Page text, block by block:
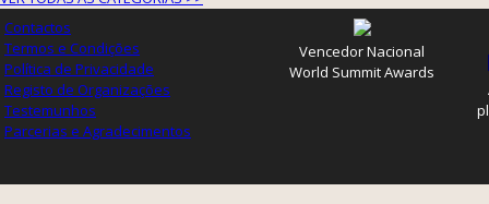
Contactos
Termos e Condições
Política de Privacidade
Registo de Organizações
Testemunhos
Parcerias e Agradecimentos
Vencedor Nacional
World Summit Awards